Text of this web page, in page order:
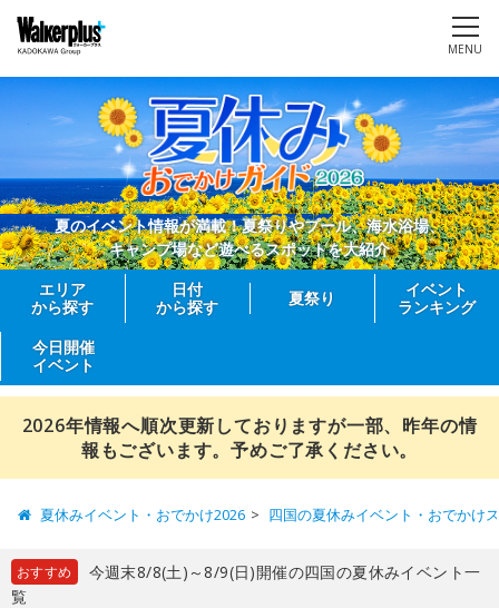
MENU
夏のイベント情報が満載！夏祭りやプール、海水浴場、
キャンプ場など遊べるスポットを大紹介
エリア
から探す
日付
から探す
夏祭り
イベント
ランキング
今日開催
イベント
2026年情報へ順次更新しておりますが一部、昨年の情
報もございます。予めご了承ください。
夏休みイベント・おでかけ2026 四国の夏休みイベント・おでかけ
おすすめ
今週末8/8(土)～8/9(日)開催の四国の夏休みイベント一
覧